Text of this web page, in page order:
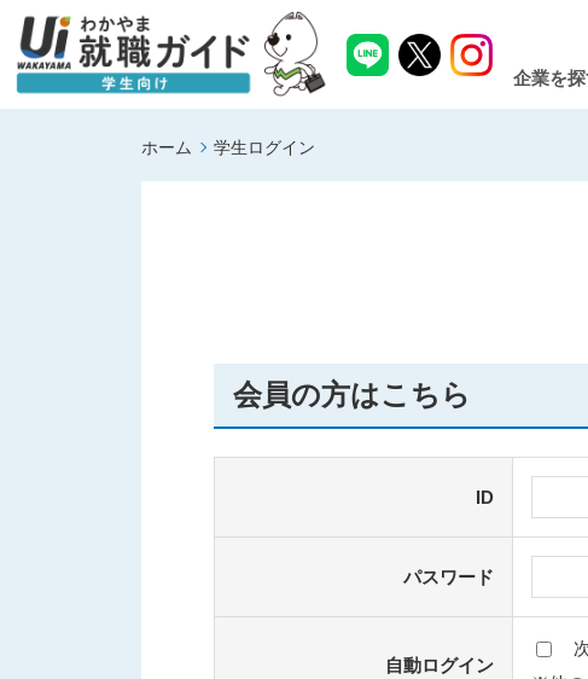
企業を
ホーム 学生ログイン
会員の方はこちら
ID
パスワード
自動ログイン
次